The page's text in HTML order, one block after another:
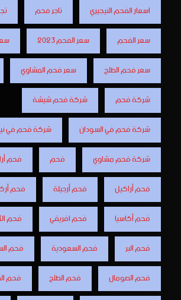
اسعار الفحم النيجيري
تاجر فحم
سعر الفحم
سعر الفحم 2023
سعر فحم الطلح
سعر فحم المشاوي
شركة فحم
شركة فحم شيشة
شركة فحم في السودان
شركة فحم في
شركة فحم مشاوي
فحم
فحم
فحم أراكيل
فحم أرجيلة
فحم
فحم أكاسيا
فحم افريقي
فحم
فحم البر
فحم السعودية
فحم
فحم الصومال
فحم الطلح
فحم